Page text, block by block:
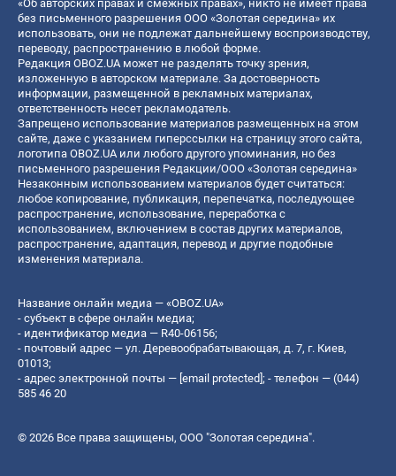
«Об авторских правах и смежных правах», никто не имеет права
без письменного разрешения ООО «Золотая середина» их
использовать, они не подлежат дальнейшему воспроизводству,
переводу, распространению в любой форме.
Редакция OBOZ.UA может не разделять точку зрения,
изложенную в авторском материале. За достоверность
информации, размещенной в рекламных материалах,
ответственность несет рекламодатель.
Запрещено использование материалов размещенных на этом
сайте, даже с указанием гиперссылки на страницу этого сайта,
логотипа OBOZ.UA или любого другого упоминания, но без
письменного разрешения Редакции/ООО «Золотая середина»
Незаконным использованием материалов будет считаться:
любое копирование, публикация, перепечатка, последующее
распространение, использование, переработка с
использованием, включением в состав других материалов,
распространение, адаптация, перевод и другие подобные
изменения материала.
Название онлайн медиа — «OBOZ.UA»
- субъект в сфере онлайн медиа;
- идентификатор медиа — R40-06156;
- почтовый адрес — ул. Деревообрабатывающая, д. 7, г. Киев,
01013;
- адрес электронной почты — [email protected]; - телефон — (044)
585 46 20
© 2026 Все права защищены, ООО "Золотая середина".